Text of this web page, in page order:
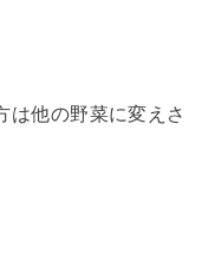
は他の野菜に変えさ